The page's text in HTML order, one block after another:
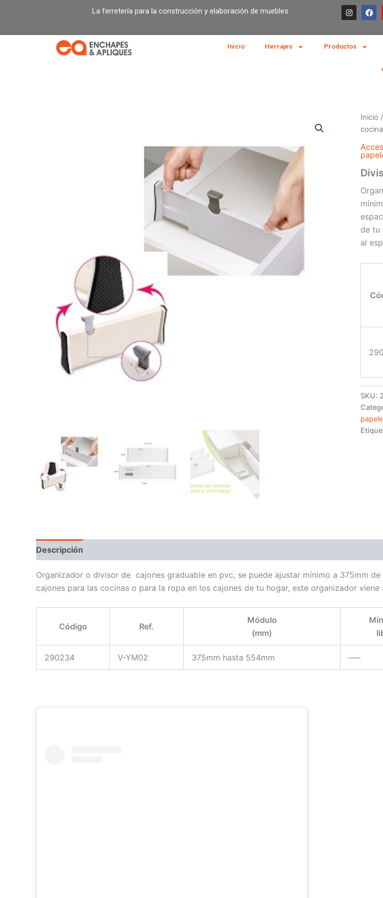
La ferretería para la construcción y elaboración de muebles. I
n
s
a
g
F
a
c
b
Inicio Herrajes Productos
Inicio /
de tu
al
SKU:
Descripción
Organizador o divisor de cajones graduable en pvc, se puede ajustar mínimo a 375mm
cajones para las cocinas o para la ropa en los cajones de tu hogar, este organizador
Código Ref.
Módulo
(mm)
290234 V-YM02 375mm hasta 554mm —–